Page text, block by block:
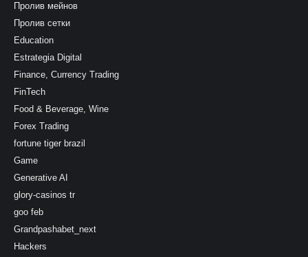
Пролив мейнов
Пролив сетки
Education
Estrategia Digital
Finance, Currency Trading
FinTech
Food & Beverage, Wine
Forex Trading
fortune tiger brazil
Game
Generative AI
glory-casinos tr
goo feb
Grandpashabet_next
Hackers